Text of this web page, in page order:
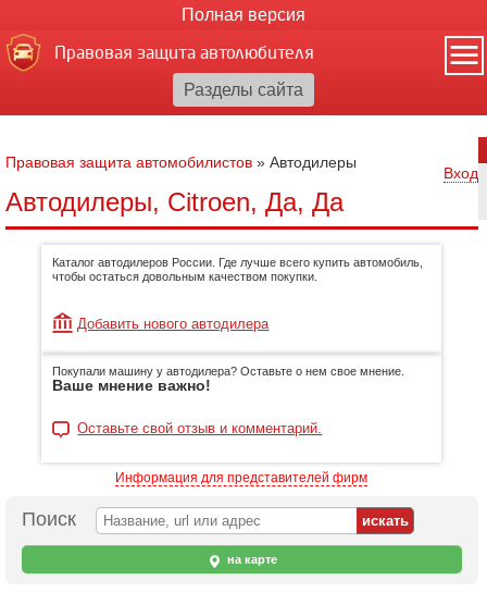
Полная версия
Правовая защита автолюбителя
Правовая защита автомобилистов » Автодилеры
Вход
Автодилеры, Citroen, Да, Да
Каталог автодилеров России. Где лучше всего купить автомобиль,
чтобы остаться довольным качеством покупки.
Добавить нового автодилера
Покупали машину у автодилера? Оставьте о нем свое мнение.
Ваше мнение важно!
Оставьте свой отзыв и комментарий.
Информация для представителей фирм
Поиск
на карте